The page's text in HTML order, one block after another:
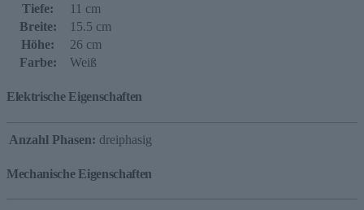
Tiefe:
11 cm
Breite:
15.5 cm
Höhe:
26 cm
Farbe:
Weiß
Elektrische Eigenschaften
Anzahl Phasen: dreiphasig
Mechanische Eigenschaften